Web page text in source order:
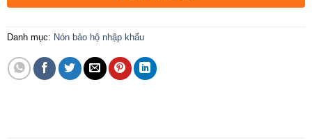
Danh mục: Nón bảo hộ nhập khẩu